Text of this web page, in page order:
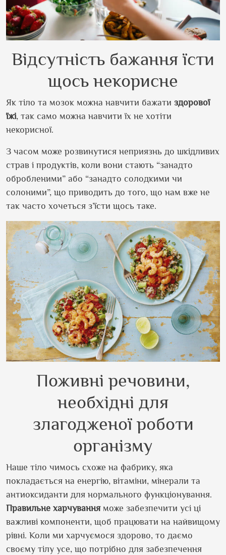
Відсутність бажання їсти
щось некорисне
Як тіло та мозок можна навчити бажати здорової
їжі, так само можна навчити їх не хотіти
некорисної.
З часом може розвинутися неприязнь до шкідливих
страв і продуктів, коли вони стають “занадто
обробленими” або “занадто солодкими чи
солоними”, що приводить до того, що нам вже не
так часто хочеться з’їсти щось таке.
Поживні речовини,
необхідні для
злагодженої роботи
організму
Наше тіло чимось схоже на фабрику, яка
покладається на енергію, вітаміни, мінерали та
антиоксиданти для нормального функціонування.
Правильне харчуванняможе забезпечити усі ці
важливі компоненти, щоб працювати на найвищому
рівні. Коли ми харчуємося здорово, то даємо
своєму тілу усе, що потрібно для забезпечення